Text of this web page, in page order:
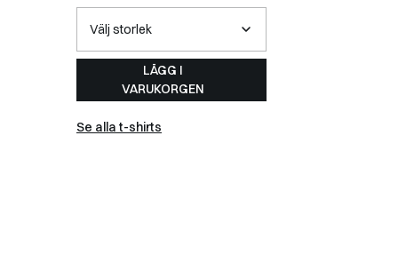
LÄGG I
VARUKORGEN
Se alla t-shirts